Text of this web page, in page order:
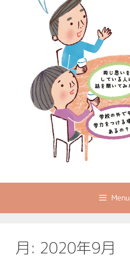
Menu
月: 2020年9月